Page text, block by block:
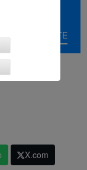
LIRE LA SUITE
X.com